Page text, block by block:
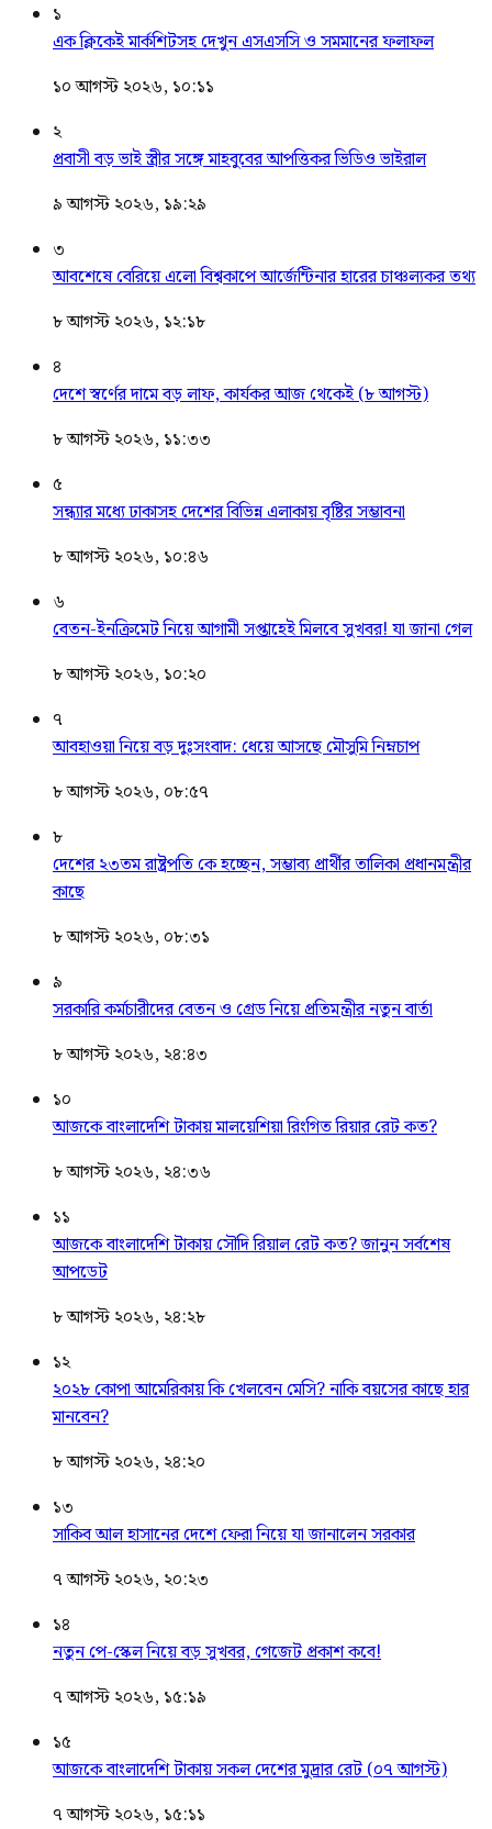
১
এক ক্লিকেই মার্কশিটসহ দেখুন এসএসসি ও সমমানের ফলাফল
১০ আগস্ট ২০২৬, ১০:১১
২
প্রবাসী বড় ভাই স্ত্রীর সঙ্গে মাহবুবের আপত্তিকর ভিডিও ভাইরাল ​
৯ আগস্ট ২০২৬, ১৯:২৯
৩
আবশেষে বেরিয়ে এলো বিশ্বকাপে আর্জেন্টিনার হারের চাঞ্চল্যকর তথ্য
৮ আগস্ট ২০২৬, ১২:১৮
৪
দেশে স্বর্ণের দামে বড় লাফ, কার্যকর আজ থেকেই (৮ আগস্ট)
৮ আগস্ট ২০২৬, ১১:৩৩
৫
সন্ধ্যার মধ্যে ঢাকাসহ দেশের বিভিন্ন এলাকায় বৃষ্টির সম্ভাবনা
৮ আগস্ট ২০২৬, ১০:৪৬
৬
বেতন-ইনক্রিমেট নিয়ে আগামী সপ্তাহেই মিলবে সুখবর! যা জানা গেল
৮ আগস্ট ২০২৬, ১০:২০
৭
আবহাওয়া নিয়ে বড় দুঃসংবাদ: ধেয়ে আসছে মৌসুমি নিম্নচাপ
৮ আগস্ট ২০২৬, ০৮:৫৭
৮
দেশের ২৩তম রাষ্ট্রপতি কে হচ্ছেন, সম্ভাব্য প্রার্থীর তালিকা প্রধানমন্ত্রীর
কাছে
৮ আগস্ট ২০২৬, ০৮:৩১
৯
সরকারি কর্মচারীদের বেতন ও গ্রেড নিয়ে প্রতিমন্ত্রীর নতুন বার্তা
৮ আগস্ট ২০২৬, ২৪:৪৩
১০
আজকে বাংলাদেশি টাকায় মালয়েশিয়া রিংগিত রিয়ার রেট কত?
৮ আগস্ট ২০২৬, ২৪:৩৬
১১
আজকে বাংলাদেশি টাকায় সৌদি রিয়াল রেট কত? জানুন সর্বশেষ
আপডেট
৮ আগস্ট ২০২৬, ২৪:২৮
১২
২০২৮ কোপা আমেরিকায় কি খেলবেন মেসি? নাকি বয়সের কাছে হার
মানবেন?
৮ আগস্ট ২০২৬, ২৪:২০
১৩
সাকিব আল হাসানের দেশে ফেরা নিয়ে যা জানালেন সরকার
৭ আগস্ট ২০২৬, ২০:২৩
১৪
নতুন পে-স্কেল নিয়ে বড় সুখবর, গেজেট প্রকাশ কবে!
৭ আগস্ট ২০২৬, ১৫:১৯
১৫
আজকে বাংলাদেশি টাকায় সকল দেশের মুদ্রার রেট (০৭ আগস্ট)
৭ আগস্ট ২০২৬, ১৫:১১